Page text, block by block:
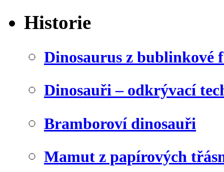
Historie
Dinosaurus z bublinkové
Dinosauři – odkrývací
Bramboroví dinosauři
Mamut z papírových